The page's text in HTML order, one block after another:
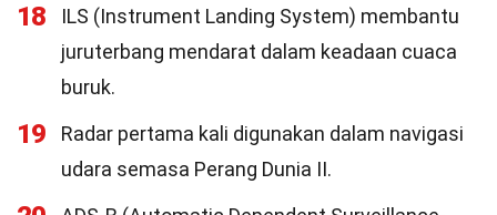
18
ILS (Instrument Landing System) membantu
juruterbang mendarat dalam keadaan cuaca
buruk.
19
Radar pertama kali digunakan dalam navigasi
udara semasa Perang Dunia II.